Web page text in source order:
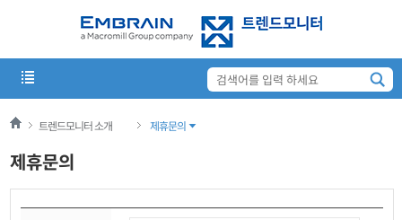
트렌드모니터 소개 제휴문의
제휴문의